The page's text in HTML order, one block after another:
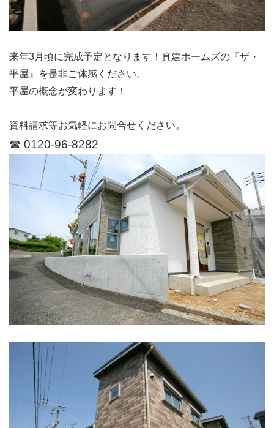
来年3月頃に完成予定となります！真建ホームズの『ザ・
平屋』を是非ご体感ください。
平屋の概念が変わります！
資料請求等お気軽にお問合せください。
☎ 0120-96-8282